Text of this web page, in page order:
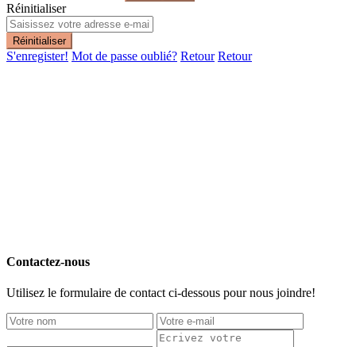
Réinitialiser
Réinitialiser
S'enregister! Mot de passe oublié? Retour Retour
Contactez-nous
Utilisez le formulaire de contact ci-dessous pour nous joindre!